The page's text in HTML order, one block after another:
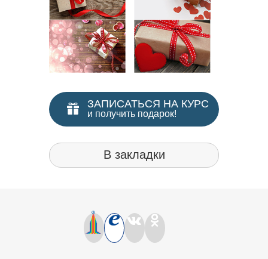
ЗАПИСАТЬСЯ НА КУРС
и получить подарок!
В закладки